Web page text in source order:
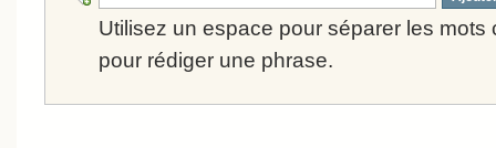
Utilisez un espace pour séparer les mots
pour rédiger une phrase.